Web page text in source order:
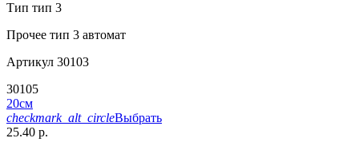
Тип тип 3
Прочее тип 3 автомат
Артикул 30103
30105
20см
checkmark_alt_circleВыбрать
25.40 р.